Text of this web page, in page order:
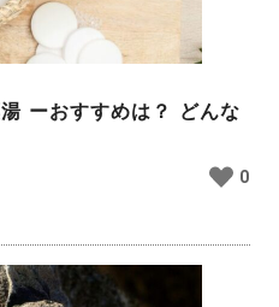
ーおすすめは？ どんな
0